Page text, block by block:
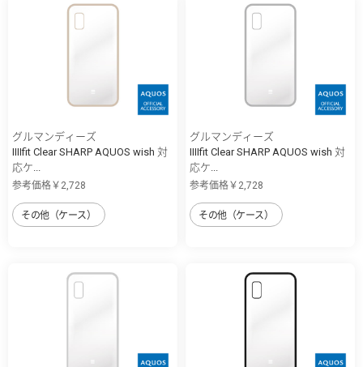
グルマンディーズ
IIIIfit Clear SHARP AQUOS wish 対
応ケ...
参考価格￥2,728
その他（ケース）
グルマンディーズ
IIIIfit Clear SHARP AQUOS wish 対
応ケ...
参考価格￥2,728
その他（ケース）